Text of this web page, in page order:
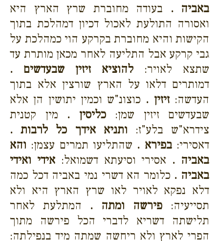
באביה . בעודה מחוברת שרץ הארץ היא
ואסורה התולעת לאכול דכיון דמהלכת בתוך
הקישות והיא מחוברת בקרקע הוי כמהלכת על
גבי קרקע אבל התליעה לאחר מכאן מותרת עד
שתצא לאויר: להוציא זיזין שבעדשים .
דמותרים דלאו על הארץ שורצין אלא בתוך
העדשה:זיזין . כוצונ"ש וכמין יתושין הן אלא
שבעדשים זיזין שמן:כליסין . מין קטנית
צידרא"ש בלע"ז: ותניא אידך כל לרבות .
דאסירי:בפירא . שהתליעו תמרים עצמן: והא
באביה . אסירי וסיעתא דשמואל:אידי ואידי
באביה . כלומר הא דשרי נמי באביה דכל כמה
דלא נפקא לאויר לאו שרץ הארץ היא ולא
תסייעיה: פירשה ומתה . המתלעת לאחר
תלישתה דשריא לדברי הכל פירשה מתוך
הפרי לארץ ולא ריחשה שמתה מיד בנפילתה: